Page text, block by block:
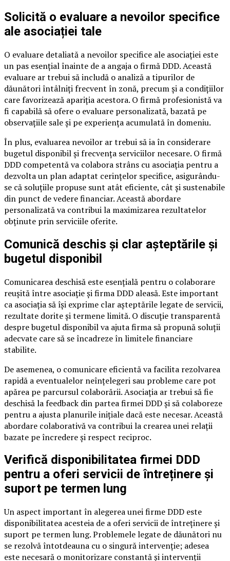
Solicită o evaluare a nevoilor specifice
ale asociației tale
O evaluare detaliată a nevoilor specifice ale asociației este
un pas esențial înainte de a angaja o firmă DDD. Această
evaluare ar trebui să includă o analiză a tipurilor de
dăunători întâlniți frecvent în zonă, precum și a condițiilor
care favorizează apariția acestora. O firmă profesionistă va
fi capabilă să ofere o evaluare personalizată, bazată pe
observațiile sale și pe experiența acumulată în domeniu.
În plus, evaluarea nevoilor ar trebui să ia în considerare
bugetul disponibil și frecvența serviciilor necesare. O firmă
DDD competentă va colabora strâns cu asociația pentru a
dezvolta un plan adaptat cerințelor specifice, asigurându-
se că soluțiile propuse sunt atât eficiente, cât și sustenabile
din punct de vedere financiar. Această abordare
personalizată va contribui la maximizarea rezultatelor
obținute prin serviciile oferite.
Comunică deschis și clar așteptările și
bugetul disponibil
Comunicarea deschisă este esențială pentru o colaborare
reușită între asociație și firma DDD aleasă. Este important
ca asociația să își exprime clar așteptările legate de servicii,
rezultate dorite și termene limită. O discuție transparentă
despre bugetul disponibil va ajuta firma să propună soluții
adecvate care să se încadreze în limitele financiare
stabilite.
De asemenea, o comunicare eficientă va facilita rezolvarea
rapidă a eventualelor neînțelegeri sau probleme care pot
apărea pe parcursul colaborării. Asociația ar trebui să fie
deschisă la feedback din partea firmei DDD și să colaboreze
pentru a ajusta planurile inițiale dacă este necesar. Această
abordare colaborativă va contribui la crearea unei relații
bazate pe încredere și respect reciproc.
Verifică disponibilitatea firmei DDD
pentru a oferi servicii de întreținere și
suport pe termen lung
Un aspect important în alegerea unei firme DDD este
disponibilitatea acesteia de a oferi servicii de întreținere și
suport pe termen lung. Problemele legate de dăunători nu
se rezolvă întotdeauna cu o singură intervenție; adesea
este necesară o monitorizare constantă și intervenții